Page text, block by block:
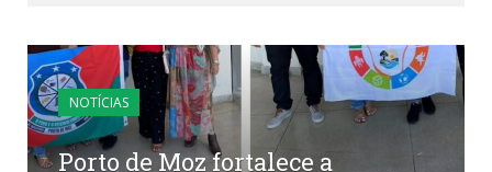
NOTÍCIAS
Porto de Moz fortalece a